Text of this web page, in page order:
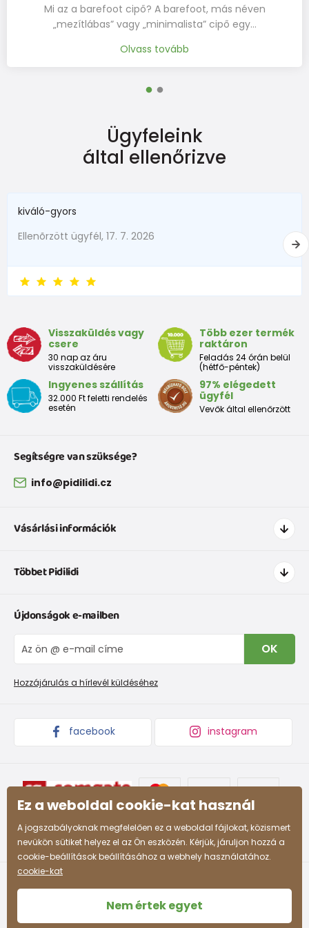
Mi az a barefoot cipő? A barefoot, más néven
„mezítlábas” vagy „minimalista” cipő egy…
Olvass tovább
Ügyfeleink
által ellenőrizve
kiváló-gyors
Ellenõrzött ügyfél, 17. 7. 2026
Visszaküldés vagy
csere
30 nap az áru
visszaküldésére
Több ezer termék
raktáron
Feladás 24 órán belül
(hétfő-péntek)
Ingyenes szállítás
32.000 Ft feletti rendelés
esetén
97% elégedett
ügyfél
Vevők által ellenőrzött
Segítségre van szüksége?
info@pidilidi.cz
Vásárlási információk
Szállítás és fizetés
Cipőmérettáblázat
IVisszaküldések és reklamációk
Panaszkezelési eljárás
Többet Pidilidi
Rólunk
Blog
Nagykereskedelem PiDiLiDi
Áruk begyűjtése
Újdonságok e-mailben
OK
Hozzájárulás a hírlevél küldéséhez
facebook instagram
Ez a weboldal cookie-kat használ
A jogszabályoknak megfelelően ez a weboldal fájlokat, közismert
nevükön sütiket helyez el az Ön eszközén. Kérjük, járuljon hozzá a
cookie-beállítások beállításához a webhely használatához.
cookie-kat
Nem értek egyet